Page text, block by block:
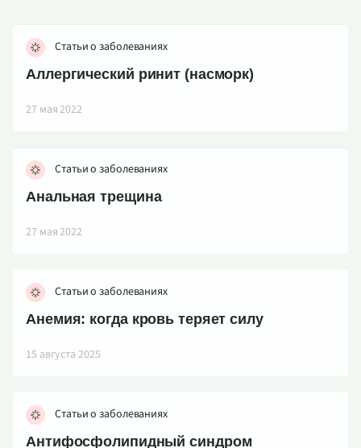
Статьи о заболеваниях
Аллергический ринит (насморк)
27 мая 2022
Статьи о заболеваниях
Анальная трещина
27 мая 2022
Статьи о заболеваниях
Анемия: когда кровь теряет силу
15 августа 2025
Статьи о заболеваниях
Антифосфолипидный синдром